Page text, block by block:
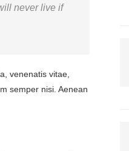
never live if
venenatis vitae,
semper nisi. Aenean